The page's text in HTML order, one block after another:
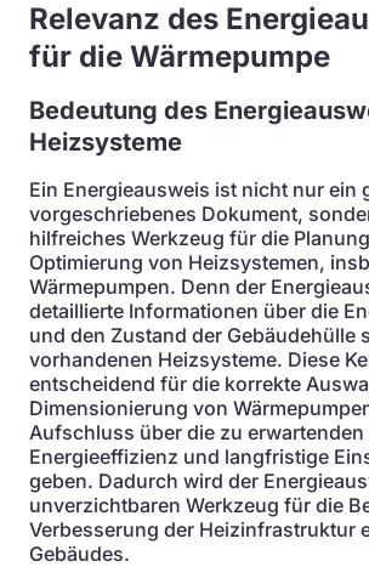
Relevanz des
für die Wärmepumpe
Bedeutung des
Heizsysteme
Ein Energieausweis ist nicht nur ein
vorgeschriebenes Dokument,
hilfreiches Werkzeug für die
Optimierung von Heizsystemen,
Wärmepumpen. Denn der
detaillierte Informationen über die
und den Zustand der Gebäudehülle
vorhandenen Heizsysteme. Diese
entscheidend für die korrekte
Dimensionierung von
Aufschluss über die zu erwartenden
Energieeffizienz und langfristige
geben. Dadurch wird der
unverzichtbaren Werkzeug für die
Verbesserung der Heizinfrastruktur
Gebäudes.